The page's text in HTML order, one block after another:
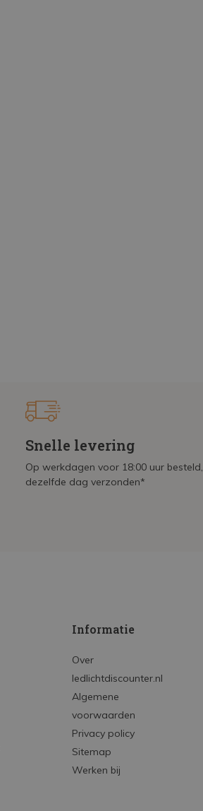
Snelle levering
Op werkdagen voor 18:00 uur besteld,
dezelfde dag verzonden*
Informatie
Over
ledlichtdiscounter.nl
Algemene
voorwaarden
Privacy policy
Sitemap
Werken bij